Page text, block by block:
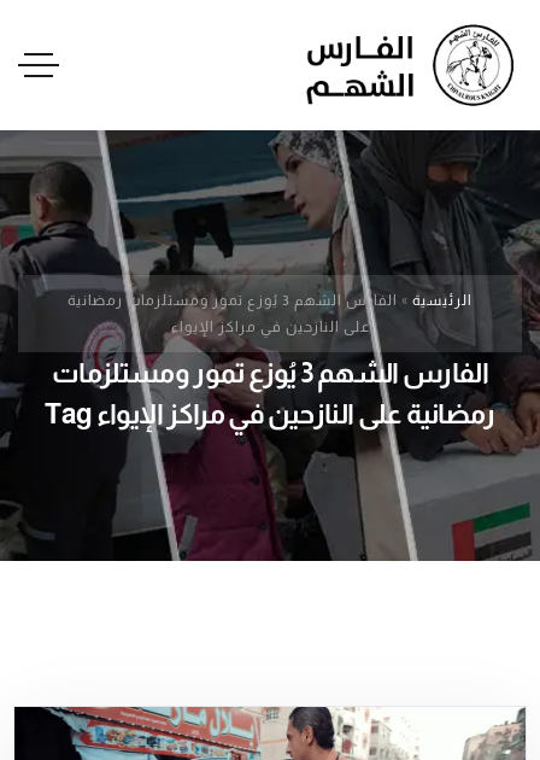
الرئيسية »
الفارس الشهم 3 يُوزع تمور ومستلزمات رمضانية
على النازحين في مراكز الإيواء
الفارس الشهم 3 يُوزع تمور ومستلزمات
رمضانية على النازحين في مراكز الإيواء Tag